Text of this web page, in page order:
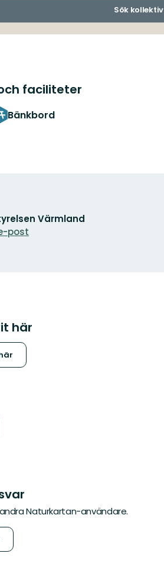
Sök
faciliteter
Bänkbord
Värmland
post
här
Naturkartan-användare.